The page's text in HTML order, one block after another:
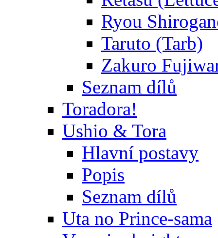
Ryou
Taruto (Tarb)
Zakuro
Seznam dílů
Toradora!
Ushio & Tora
Hlavní postavy
Popis
Seznam dílů
Uta no Prince-sama